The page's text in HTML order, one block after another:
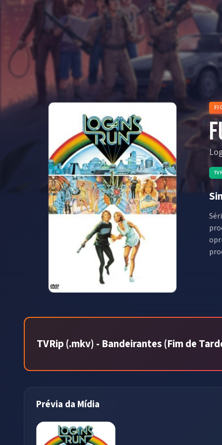
TVRip (.mkv) - Bandeirantes (Fim de
Prévia da Mídia